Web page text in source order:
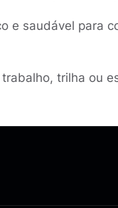
e saudável para
trabalho, trilha ou